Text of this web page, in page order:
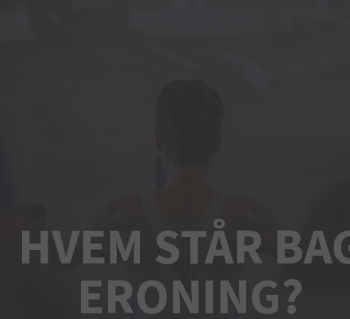
HVEM STÅR
ERONING?